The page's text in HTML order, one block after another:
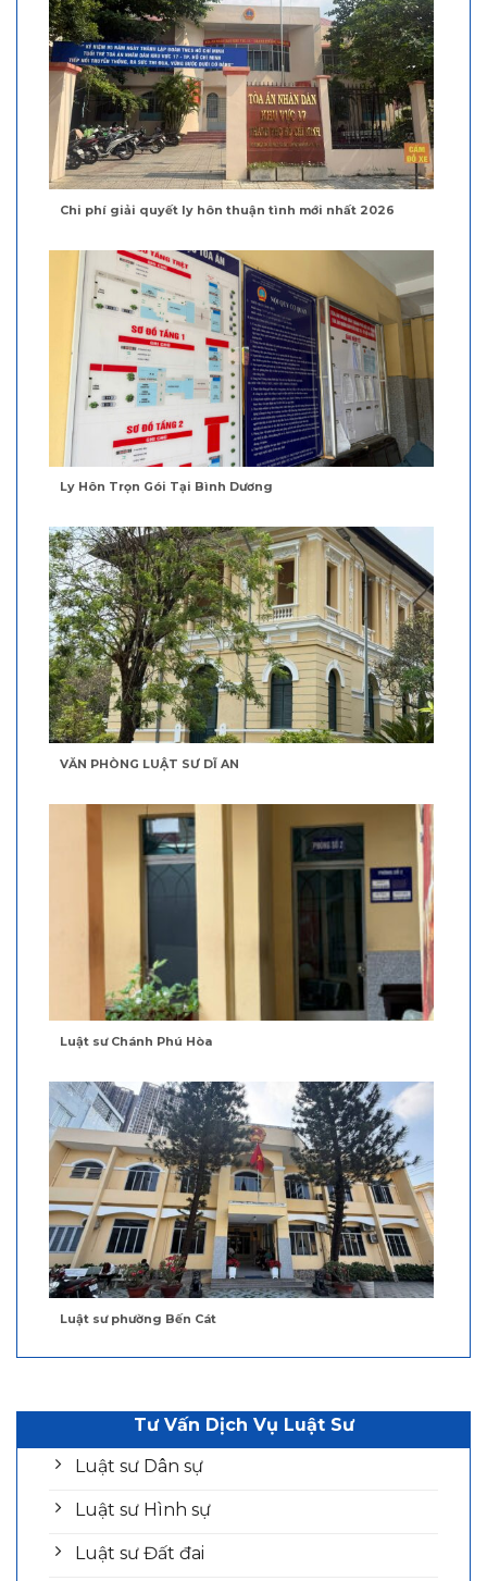
Chi phí giải quyết ly hôn thuận tình mới nhất 2026
Ly Hôn Trọn Gói Tại Bình Dương
VĂN PHÒNG LUẬT SƯ DĨ AN
Luật sư Chánh Phú Hòa
Luật sư phường Bến Cát
Tư Vấn Dịch Vụ Luật Sư
Luật sư Dân sự
Luật sư Hình sự
Luật sư Đất đai